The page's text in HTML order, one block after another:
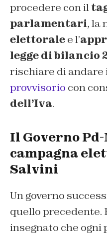
procedere con il
parlamentari, la
elettoralee l’
legge di bilancio
rischiare di andare
provvisorio con
dell’Iva.
Il Governo Pd-
campagna
Salvini
Un governo
quello precedente.
insegnato che